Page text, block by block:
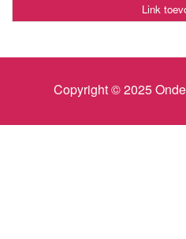
Link
Copyright © 2025